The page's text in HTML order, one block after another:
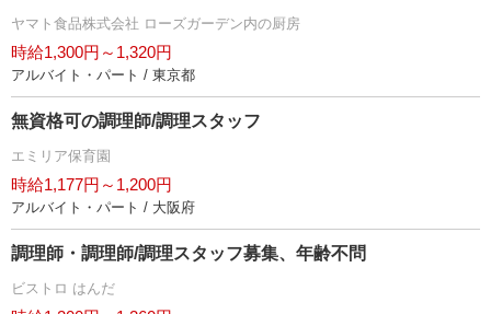
ヤマト食品株式会社 ローズガーデン内の厨房
時給1,300円～1,320円
アルバイト・パート / 東京都
無資格可の調理師/調理スタッフ
エミリア保育園
時給1,177円～1,200円
アルバイト・パート / 大阪府
調理師・調理師/調理スタッフ募集、年齢不問
ビストロ はんだ